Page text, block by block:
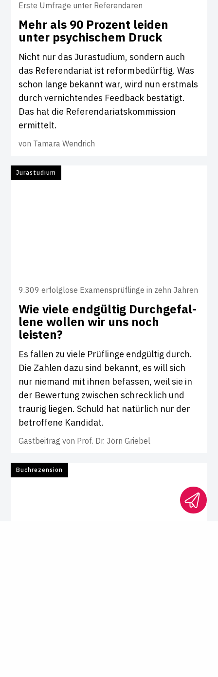
Erste Umfrage unter Referendaren
Mehr als 90 Pro­zent leiden
unter psy­chi­schem Druck
Nicht nur das Jurastudium, sondern auch
das Referendariat ist reformbedürftig. Was
schon lange bekannt war, wird nun erstmals
durch vernichtendes Feedback bestätigt.
Das hat die Referendariatskommission
ermittelt.
von Tamara Wendrich
Jurastudium
9.309 erfolglose Examensprüflinge in zehn Jahren
Wie viele end­gültig Durch­ge­fal­
lene wollen wir uns noch
leisten?
Es fallen zu viele Prüflinge endgültig durch.
Die Zahlen dazu sind bekannt, es will sich
nur niemand mit ihnen befassen, weil sie in
der Bewertung zwischen schrecklich und
traurig liegen. Schuld hat natürlich nur der
betroffene Kandidat.
Gastbeitrag von Prof. Dr. Jörn Griebel
Buchrezension